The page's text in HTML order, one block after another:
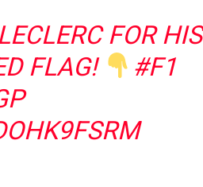
FOR HIS
FLAG!
#F1